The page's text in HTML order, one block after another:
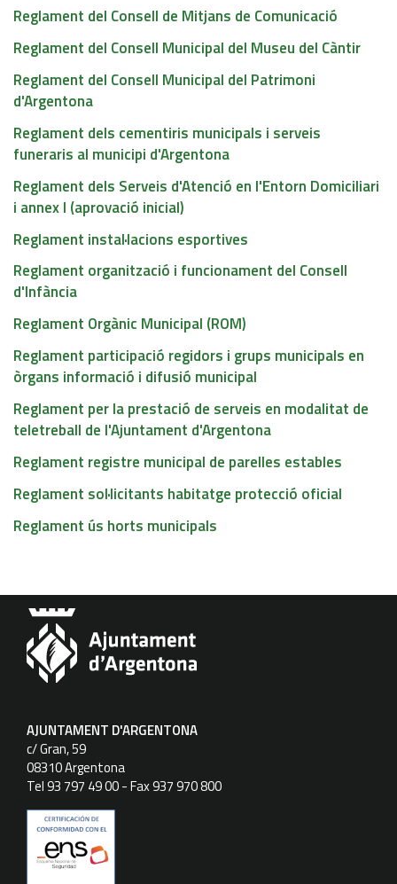
Reglament del Consell de Mitjans de Comunicació
Reglament del Consell Municipal del Museu del Càntir
Reglament del Consell Municipal del Patrimoni
d'Argentona
Reglament dels cementiris municipals i serveis
funeraris al municipi d'Argentona
Reglament dels Serveis d'Atenció en l'Entorn Domiciliari
i annex I (aprovació inicial)
Reglament instal·lacions esportives
Reglament organització i funcionament del Consell
d'Infància
Reglament Orgànic Municipal (ROM)
Reglament participació regidors i grups municipals en
òrgans informació i difusió municipal
Reglament per la prestació de serveis en modalitat de
teletreball de l'Ajuntament d'Argentona
Reglament registre municipal de parelles estables
Reglament sol·licitants habitatge protecció oficial
Reglament ús horts municipals
AJUNTAMENT D'ARGENTONA
c/ Gran, 59
08310 Argentona
Tel 93 797 49 00 - Fax 937 970 800